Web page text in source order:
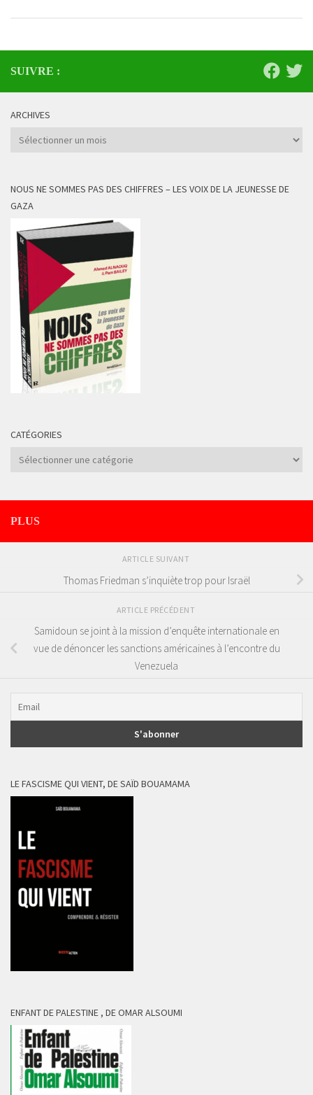
SUIVRE :
ARCHIVES
Archives
NOUS NE SOMMES PAS DES CHIFFRES – LES VOIX DE LA JEUNESSE DE
GAZA
CATÉGORIES
Catégories
PLUS
ARTICLE SUIVANT
Thomas Friedman s’inquiète trop pour Israël
ARTICLE PRÉCÉDENT
Samidoun se joint à la mission d’enquête internationale en
vue de dénoncer les sanctions américaines à l’encontre du
Venezuela
LE FASCISME QUI VIENT, DE SAÏD BOUAMAMA
ENFANT DE PALESTINE , DE OMAR ALSOUMI